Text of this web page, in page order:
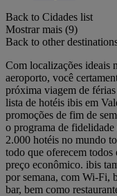
Back to Cidades list
Mostrar mais (9)
Back to other
Com localizações ideais
aeroporto, você
próxima viagem de
lista de hotéis ibis em
promoções de fim de
o programa de
2.000 hotéis no mundo
todo que oferecem
preço econômico. ibis
por semana, com Wi-Fi,
bar, bem como